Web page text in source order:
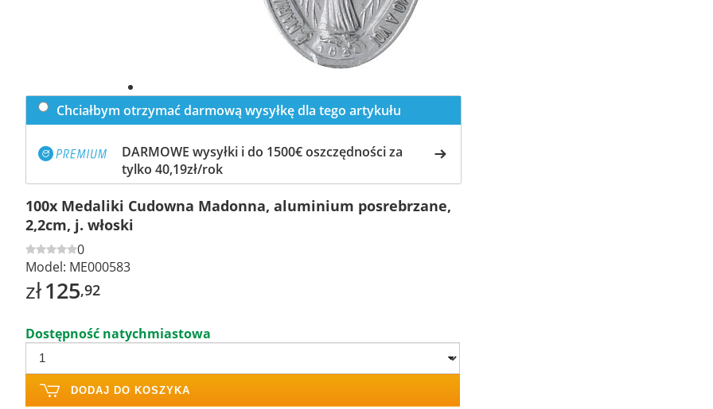
Chciałbym otrzymać darmową wysyłkę dla tego artykułu
DARMOWE wysyłki i do 1500€ oszczędności za
tylko 40,19zł/rok
100x Medaliki Cudowna Madonna, aluminium posrebrzane,
2,2cm, j. włoski
0
Model: ME000583
zł125,92
Dostępność natychmiastowa
DODAJ DO KOSZYKA